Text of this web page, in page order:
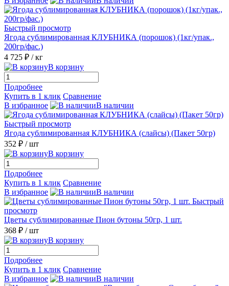
Быстрый просмотр
Ягода сублимированная КЛУБНИКА (порошок) (1кг/упак.,
200гр/фас.)
4 725 ₽ / кг
В корзину
Подробнее
Купить в 1 клик Сравнение
В избранное
В наличии
Быстрый просмотр
Ягода сублимированная КЛУБНИКА (слайсы) (Пакет 50гр)
352 ₽ / шт
В корзину
Подробнее
Купить в 1 клик Сравнение
В избранное
В наличии
Быстрый
просмотр
Цветы сублимированные Пион бутоны 50гр, 1 шт.
368 ₽ / шт
В корзину
Подробнее
Купить в 1 клик Сравнение
В избранное
В наличии